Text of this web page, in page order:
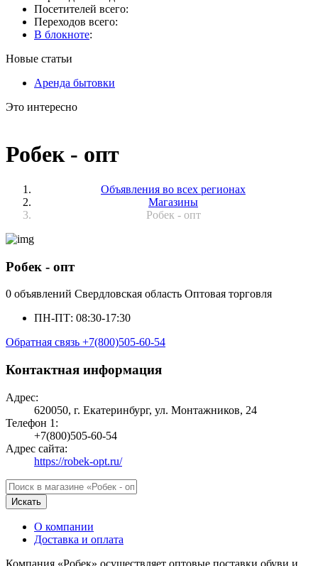
Посетителей всего:
Переходов всего:
В блокноте:
Новые статьи
Аренда бытовки
Это интересно
Робек - опт
Объявления во всех регионах
Магазины
Робек - опт
Робек - опт
0 объявлений Свердловская область Оптовая торговля
ПН-ПТ: 08:30-17:30
Обратная связь +7(800)505-60-54
Контактная информация
Адрес:
620050, г. Екатеринбург, ул. Монтажников, 24
Телефон 1:
+7(800)505-60-54
Адрес сайта:
https://robek-opt.ru/
Искать
О компании
Доставка и оплата
Компания «Робек» осуществляет оптовые поставки обуви и